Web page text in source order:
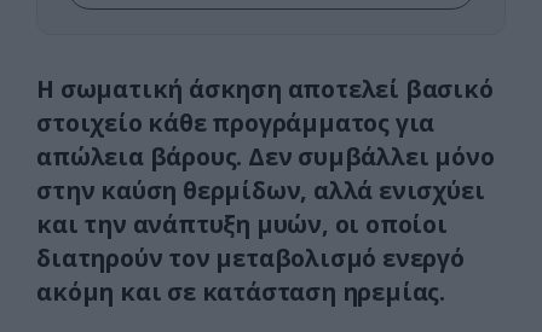
Η σωματική άσκηση αποτελεί βασικό
στοιχείο κάθε προγράμματος για
απώλεια βάρους. Δεν συμβάλλει μόνο
στην καύση θερμίδων, αλλά ενισχύει
και την ανάπτυξη μυών, οι οποίοι
διατηρούν τον μεταβολισμό ενεργό
ακόμη και σε κατάσταση ηρεμίας.